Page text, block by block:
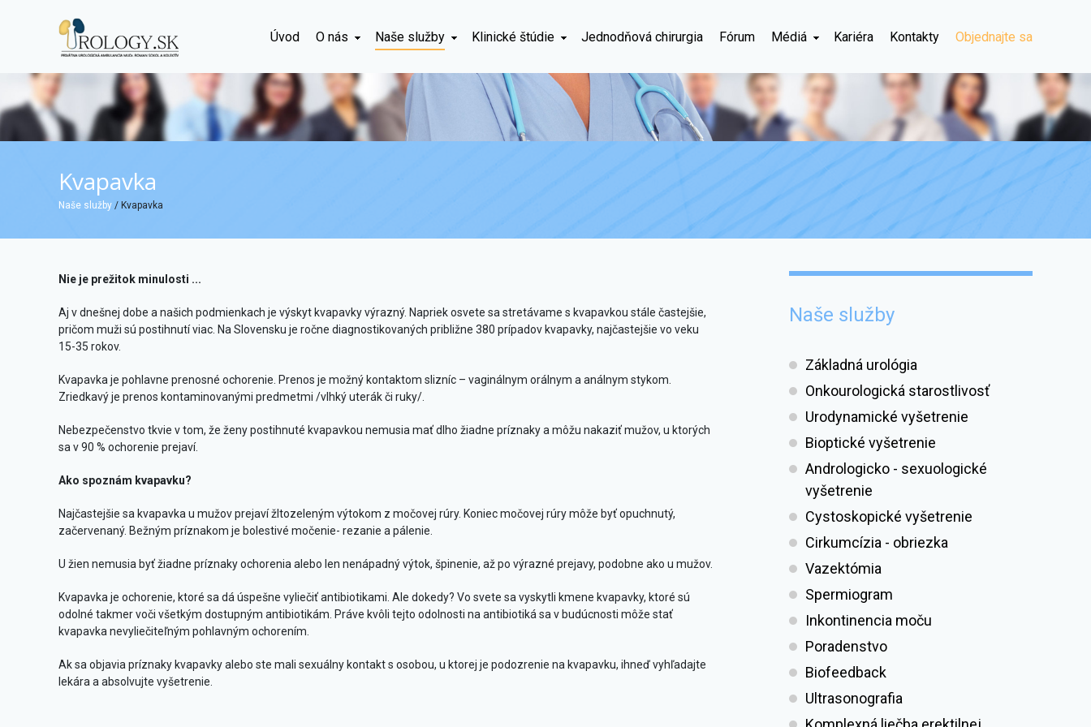
Úvod O nás Naše služby Klinické štúdie Jednodňová chirurgia Fórum Médiá Kariéra Kontakty Objednajte sa
Kvapavka
Naše služby / Kvapavka
Nie je prežitok minulosti ...
Aj v dnešnej dobe a našich podmienkach je výskyt kvapavky výrazný. Napriek osvete sa stretávame s kvapavkou stále častejšie,
pričom muži sú postihnutí viac. Na Slovensku je ročne diagnostikovaných približne 380 prípadov kvapavky, najčastejšie vo veku
15-35 rokov.
Kvapavka je pohlavne prenosné ochorenie. Prenos je možný kontaktom slizníc – vaginálnym orálnym a análnym stykom.
Zriedkavý je prenos kontaminovanými predmetmi /vlhký uterák či ruky/.
Nebezpečenstvo tkvie v tom, že ženy postihnuté kvapavkou nemusia mať dlho žiadne príznaky a môžu nakaziť mužov, u ktorých
sa v 90 % ochorenie prejaví.
Ako spoznám kvapavku?
Najčastejšie sa kvapavka u mužov prejaví žltozeleným výtokom z močovej rúry. Koniec močovej rúry môže byť opuchnutý,
začervenaný. Bežným príznakom je bolestivé močenie- rezanie a pálenie.
U žien nemusia byť žiadne príznaky ochorenia alebo len nenápadný výtok, špinenie, až po výrazné prejavy, podobne ako u mužov.
Kvapavka je ochorenie, ktoré sa dá úspešne vyliečiť antibiotikami. Ale dokedy? Vo svete sa vyskytli kmene kvapavky, ktoré sú
odolné takmer voči všetkým dostupným antibiotikám. Práve kvôli tejto odolnosti na antibiotiká sa v budúcnosti môže stať
kvapavka nevyliečiteľným pohlavným ochorením.
Ak sa objavia príznaky kvapavky alebo ste mali sexuálny kontakt s osobou, u ktorej je podozrenie na kvapavku, ihneď vyhľadajte
lekára a absolvujte vyšetrenie.
Naše služby
Základná urológia
Onkourologická starostlivosť
Urodynamické vyšetrenie
Bioptické vyšetrenie
Andrologicko - sexuologické
vyšetrenie
Cystoskopické vyšetrenie
Cirkumcízia - obriezka
Vazektómia
Spermiogram
Inkontinencia moču
Poradenstvo
Biofeedback
Ultrasonografia